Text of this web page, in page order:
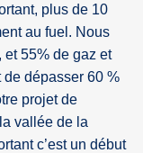
plus de 10
au fuel. Nous
et 55% de gaz et
dépasser 60 %
projet de
vallée de la
c’est un début